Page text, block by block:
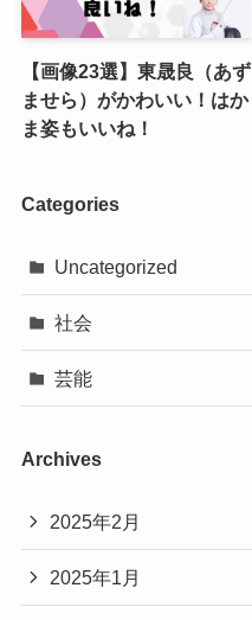
【画像23選】東晟良（あず
ませら）がかわいい！はか
ま姿もいいね！
Categories
Uncategorized
社会
芸能
Archives
2025年2月
2025年1月